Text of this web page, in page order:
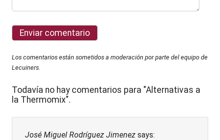
Los comentarios están sometidos a moderación por parte del equipo de
Lecuiners.
Todavía no hay comentarios para "Alternativas a
la Thermomix".
José Miguel Rodríguez Jimenez says: